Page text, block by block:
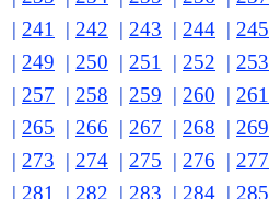
| 241 | 242 | 243 | 244 | 245
| 249 | 250 | 251 | 252 | 253
| 257 | 258 | 259 | 260 | 261
| 265 | 266 | 267 | 268 | 269
| 273 | 274 | 275 | 276 | 277
| 281 | 282 | 283 | 284 | 285